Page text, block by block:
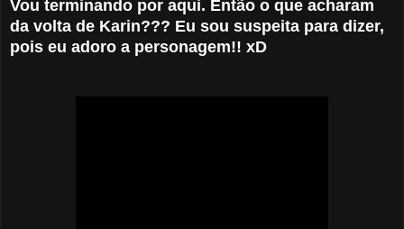
Vou terminando por aqui. Então o que acharam
da volta de Karin??? Eu sou suspeita para dizer,
pois eu adoro a personagem!! xD